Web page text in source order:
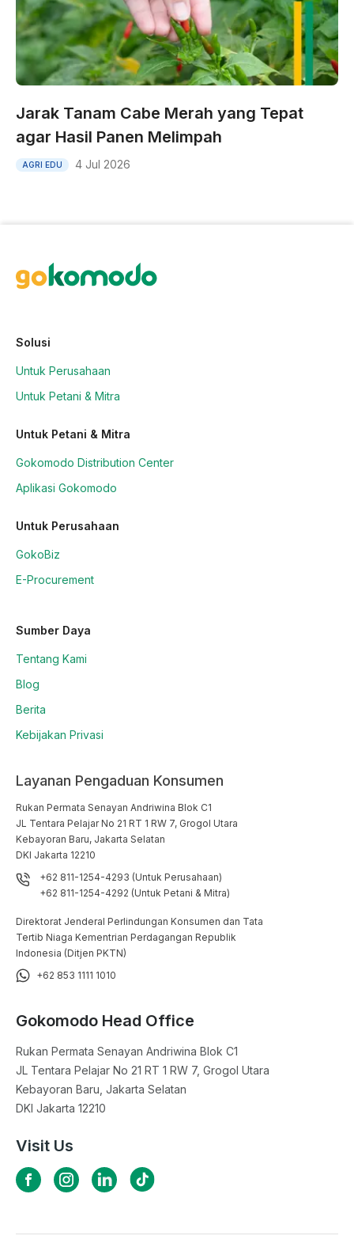
Jarak Tanam Cabe Merah yang Tepat
agar Hasil Panen Melimpah
AGRI EDU 4 Jul 2026
Solusi
Untuk Perusahaan
Untuk Petani & Mitra
Untuk Petani & Mitra
Gokomodo Distribution Center
Aplikasi Gokomodo
Untuk Perusahaan
GokoBiz
E-Procurement
Sumber Daya
Tentang Kami
Blog
Berita
Kebijakan Privasi
Layanan Pengaduan Konsumen
Rukan Permata Senayan Andriwina Blok C1
JL Tentara Pelajar No 21 RT 1 RW 7, Grogol Utara
Kebayoran Baru, Jakarta Selatan
DKI Jakarta 12210
+62 811-1254-4293 (Untuk Perusahaan)
+62 811-1254-4292 (Untuk Petani & Mitra)
Direktorat Jenderal Perlindungan Konsumen dan Tata
Tertib Niaga Kementrian Perdagangan Republik
Indonesia (Ditjen PKTN)
+62 853 1111 1010
Gokomodo Head Office
Rukan Permata Senayan Andriwina Blok C1
JL Tentara Pelajar No 21 RT 1 RW 7, Grogol Utara
Kebayoran Baru, Jakarta Selatan
DKI Jakarta 12210
Visit Us